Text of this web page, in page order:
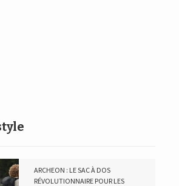
ARCHEON : LE SAC À DOS
RÉVOLUTIONNAIRE POUR LES